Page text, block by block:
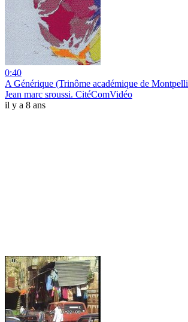
0:40
A Générique (Trinôme académique de
Jean marc sroussi. CitéComVidéo
il y a 8 ans